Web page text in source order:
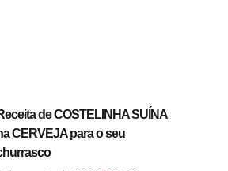
de COSTELINHA SUÍNA
CERVEJA para o seu